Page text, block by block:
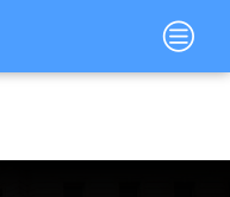
Main
Menu